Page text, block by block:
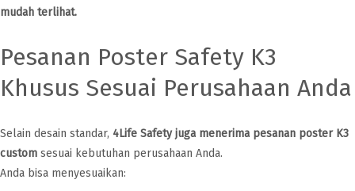
mudah terlihat.
Pesanan Poster Safety K3
Khusus Sesuai Perusahaan Anda
Selain desain standar, 4Life Safety juga menerima pesanan poster K3
custom sesuai kebutuhan perusahaan Anda.
Anda bisa menyesuaikan: